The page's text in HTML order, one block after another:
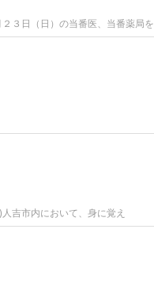
３日（日）の当番医、当番薬局を
吉市内において、身に覚え